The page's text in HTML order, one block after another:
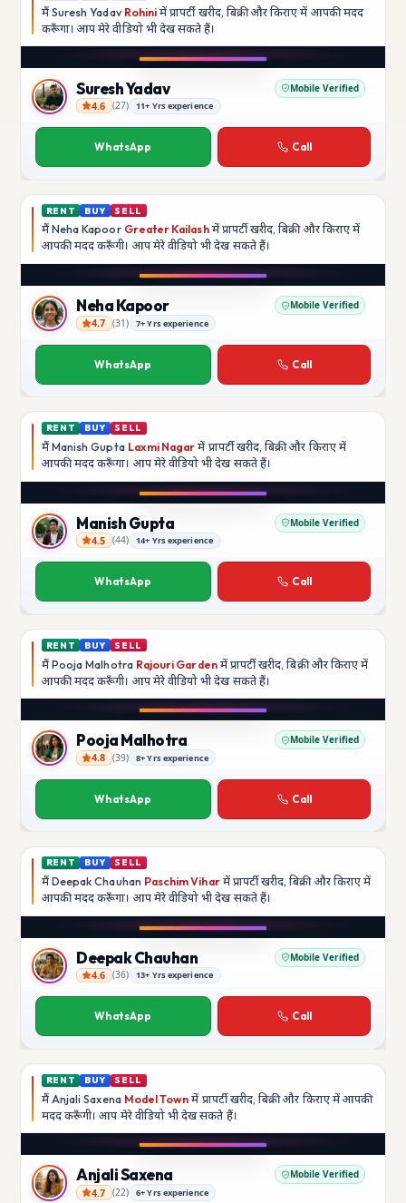
मैं Suresh Yadav Rohini में प्रापर्टी खरीद, बिक्री और किराए में आपकी मदद
करूँगा। आप मेरे वीडियो भी देख सकते हैं।
Suresh Yadav
Suresh Yadav Mobile Verified
4.6 (27) 11+ Yrs experience
WhatsApp Call
RENT BUY SELL
मैं Neha Kapoor Greater Kailashमें प्रापर्टी खरीद, बिक्री और किराए में
आपकी मददकरूँगी। आप मेरे वीडियो भी देख सकते हैं।
Neha Kapoor
Neha Kapoor Mobile Verified
4.7 (31) 7+ Yrs experience
WhatsApp Call
RENT BUY SELL
मैं Manish Gupta Laxmi Nagar में प्रापर्टी खरीद, बिक्री और किराए में
आपकी मददकरूँगा। आप मेरे वीडियो भी देख सकते हैं।
Manish Gupta
Manish Gupta Mobile Verified
4.5 (44) 14+ Yrs experience
WhatsApp Call
RENT BUY SELL
मैं Pooja Malhotra Rajouri Gardenमें प्रापर्टी खरीद, बिक्री और किराए में
आपकी मददकरूँगी। आप मेरे वीडियो भी देख सकते हैं।
Pooja Malhotra
Pooja Malhotra Mobile Verified
4.8 (39) 8+ Yrs experience
WhatsApp Call
RENT BUY SELL
मैं Deepak Chauhan Paschim Viharमें प्रापर्टी खरीद, बिक्री और किराए में
आपकी मददकरूँगा। आप मेरे वीडियो भी देख सकते हैं।
Deepak Chauhan
Deepak Chauhan Mobile Verified
4.6 (36) 13+ Yrs experience
WhatsApp Call
RENT BUY SELL
मैं Anjali Saxena Model Town में प्रापर्टी खरीद, बिक्री और किराए में आपकी
मददकरूँगी। आप मेरे वीडियो भी देख सकते हैं।
Anjali Saxena Mobile Verified
4.7 (22) 6+ Yrs experience